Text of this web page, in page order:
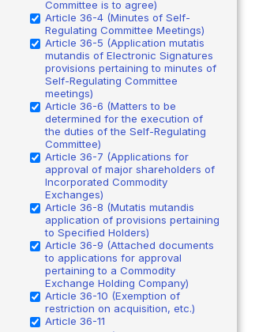
Committee is to agree)
Article 36-4 (Minutes of Self-
Regulating Committee Meetings)
Article 36-5 (Application mutatis
mutandis of Electronic Signatures
provisions pertaining to minutes of
Self-Regulating Committee
meetings)
Article 36-6 (Matters to be
determined for the execution of
the duties of the Self-Regulating
Committee)
Article 36-7 (Applications for
approval of major shareholders of
Incorporated Commodity
Exchanges)
Article 36-8 (Mutatis mutandis
application of provisions pertaining
to Specified Holders)
Article 36-9 (Attached documents
to applications for approval
pertaining to a Commodity
Exchange Holding Company)
Article 36-10 (Exemption of
restriction on acquisition, etc.)
Article 36-11